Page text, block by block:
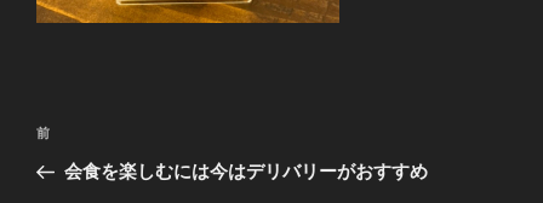
投
ナ
前
の
前
会食を楽しむには今はデリバリーがおすすめ